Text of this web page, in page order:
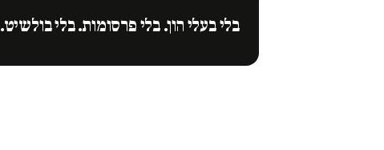
בלי בעלי הון. בלי פרסומות. בלי בולשיט.